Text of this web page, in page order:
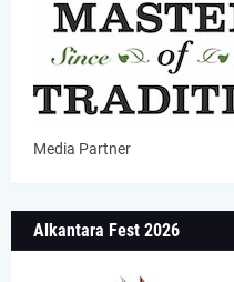
Media Partner
Alkantara Fest 2026